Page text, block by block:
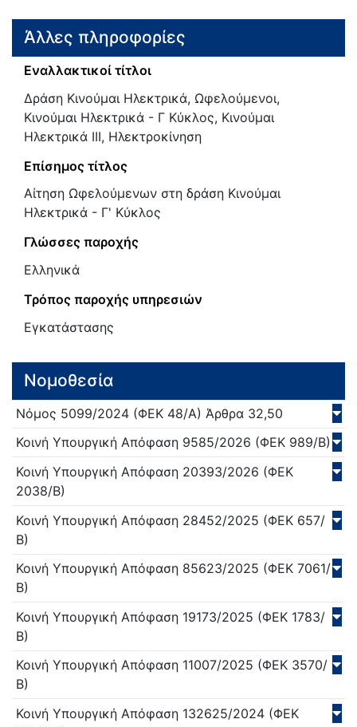
Άλλες πληροφορίες
Εναλλακτικοί τίτλοι
Δράση Κινούμαι Ηλεκτρικά, Ωφελούμενοι,
Κινούμαι Ηλεκτρικά - Γ Κύκλος, Κινούμαι
Ηλεκτρικά III, Ηλεκτροκίνηση
Επίσημος τίτλος
Αίτηση Ωφελούμενων στη δράση Κινούμαι
Ηλεκτρικά - Γ' Κύκλος
Γλώσσες παροχής
Ελληνικά
Τρόπος παροχής υπηρεσιών
Εγκατάστασης
Νομοθεσία
Νόμος 5099/2024 (ΦΕΚ 48/Α) Άρθρα 32,50
Κοινή Υπουργική Απόφαση 9585/2026 (ΦΕΚ 989/Β)
Κοινή Υπουργική Απόφαση 20393/2026 (ΦΕΚ
2038/Β)
Κοινή Υπουργική Απόφαση 28452/2025 (ΦΕΚ 657/
Β)
Κοινή Υπουργική Απόφαση 85623/2025 (ΦΕΚ 7061/
Β)
Κοινή Υπουργική Απόφαση 19173/2025 (ΦΕΚ 1783/
Β)
Κοινή Υπουργική Απόφαση 11007/2025 (ΦΕΚ 3570/
Β)
Κοινή Υπουργική Απόφαση 132625/2024 (ΦΕΚ